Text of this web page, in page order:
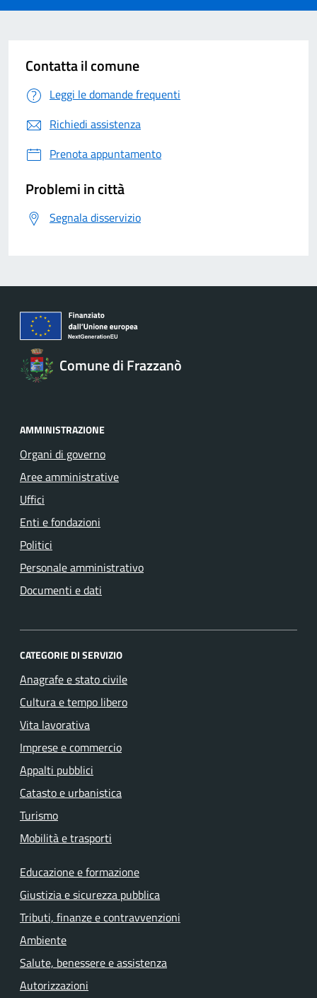
Contatta il comune
Leggi le domande frequenti
Richiedi assistenza
Prenota appuntamento
Problemi in città
Segnala disservizio
Comune di Frazzanò
AMMINISTRAZIONE
Organi di governo
Aree amministrative
Uffici
Enti e fondazioni
Politici
Personale amministrativo
Documenti e dati
CATEGORIE DI SERVIZIO
Anagrafe e stato civile
Cultura e tempo libero
Vita lavorativa
Imprese e commercio
Appalti pubblici
Catasto e urbanistica
Turismo
Mobilità e trasporti
Educazione e formazione
Giustizia e sicurezza pubblica
Tributi, finanze e contravvenzioni
Ambiente
Salute, benessere e assistenza
Autorizzazioni